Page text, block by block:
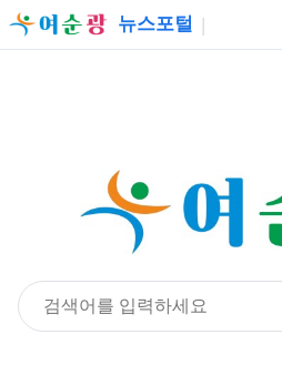
뉴스포털 |
여순광통합플랫폼